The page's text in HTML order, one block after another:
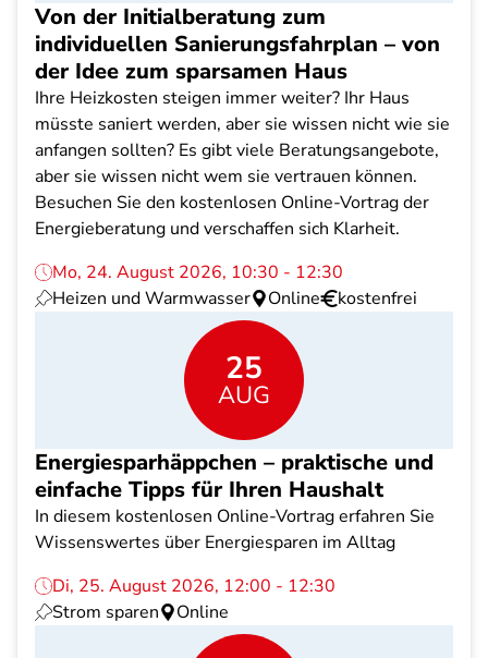
Von der Initialberatung zum
individuellen Sanierungsfahrplan – von
der Idee zum sparsamen Haus
Ihre Heizkosten steigen immer weiter? Ihr Haus
müsste saniert werden, aber sie wissen nicht wie sie
anfangen sollten? Es gibt viele Beratungsangebote,
aber sie wissen nicht wem sie vertrauen können.
Besuchen Sie den kostenlosen Online-Vortrag der
Energieberatung und verschaffen sich Klarheit.
Mo, 24. August 2026, 10:30 - 12:30
Heizen und Warmwasser
Online kostenfrei
25
AUG
Energiesparhäppchen – praktische und
einfache Tipps für Ihren Haushalt
In diesem kostenlosen Online-Vortrag erfahren Sie
Wissenswertes über Energiesparen im Alltag
Di, 25. August 2026, 12:00 - 12:30
Strom sparen
Online